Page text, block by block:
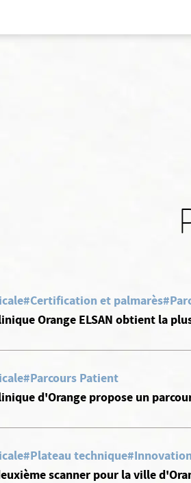
#Certification et palmarès
Orange ELSAN obtient la
#Parcours Patient
d'Orange propose un
#Plateau technique
scanner pour la ville